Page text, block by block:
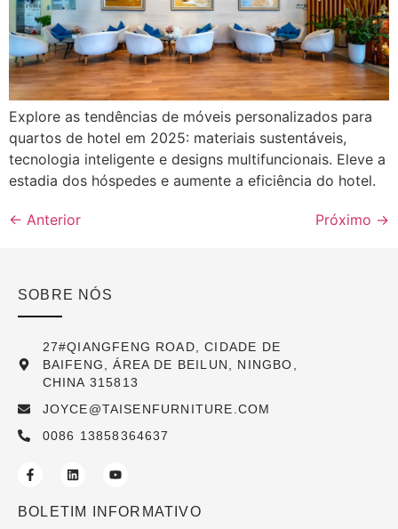
Explore as tendências de móveis personalizados para
quartos de hotel em 2025: materiais sustentáveis,
tecnologia inteligente e designs multifuncionais. Eleve a
estadia dos hóspedes e aumente a eficiência do hotel.
← Anterior Próximo →
SOBRE NÓS
27#QIANGFENG ROAD, CIDADE DE
BAIFENG, ÁREA DE BEILUN, NINGBO,
CHINA 315813
JOYCE@TAISENFURNITURE.COM
0086 13858364637
BOLETIM INFORMATIVO